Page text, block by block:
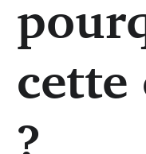
cette
?